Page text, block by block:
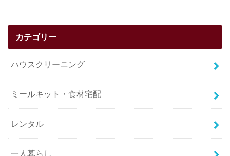
カテゴリー
ハウスクリーニング
ミールキット・食材宅配
レンタル
一人暮らし